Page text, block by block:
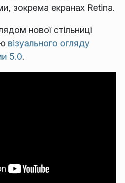
зокрема екранах Retina.
нової стільниці
візуального огляду
5.0.